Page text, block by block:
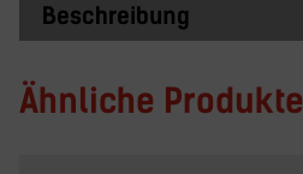
Beschreibung
Ähnliche Produkte